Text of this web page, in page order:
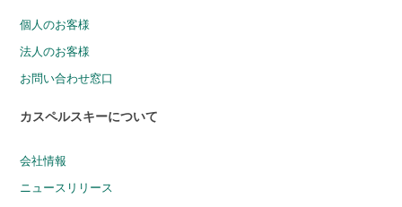
個人のお客様
法人のお客様
お問い合わせ窓口
カスペルスキーについて
会社情報
ニュースリリース